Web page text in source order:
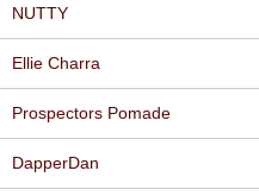
NUTTY
Ellie Charra
Prospectors Pomade
DapperDan